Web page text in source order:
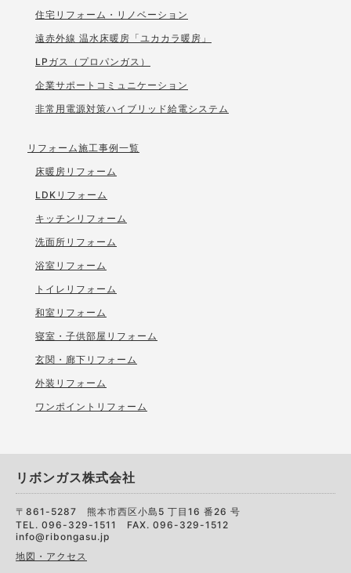
住宅リフォーム・リノベーション
遠赤外線 温水床暖房「ユカカラ暖房」
LPガス（プロパンガス）
企業サポートコミュニケーション
非常用電源対策ハイブリッド給電システム
リフォーム施工事例一覧
床暖房リフォーム
LDKリフォーム
キッチンリフォーム
洗面所リフォーム
浴室リフォーム
トイレリフォーム
和室リフォーム
寝室・子供部屋リフォーム
玄関・廊下リフォーム
外装リフォーム
ワンポイントリフォーム
リボンガス株式会社
〒861-5287 熊本市西区小島5 丁目16 番26 号
TEL. 096-329-1511 FAX. 096-329-1512
info@ribongasu.jp
地図・アクセス